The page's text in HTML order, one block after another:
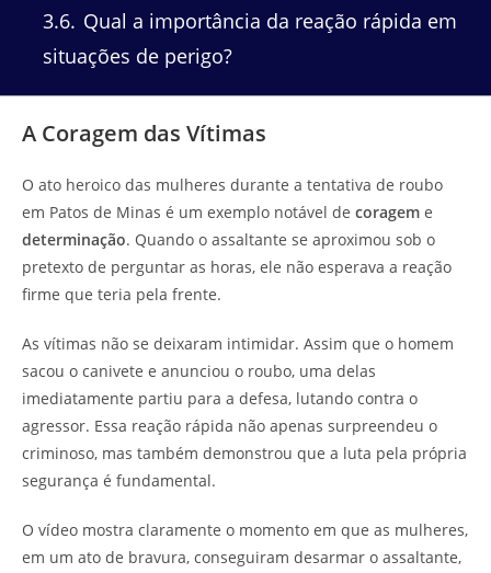
3.6 Qual a importância da reação rápida em
situações de perigo?
A Coragem das Vítimas
O ato heroico das mulheres durante a tentativa de roubo
em Patos de Minas é um exemplo notável de coragem e
determinação. Quando o assaltante se aproximou sob o
pretexto de perguntar as horas, ele não esperava a reação
firme que teria pela frente.
As vítimas não se deixaram intimidar. Assim que o homem
sacou o canivete e anunciou o roubo, uma delas
imediatamente partiu para a defesa, lutando contra o
agressor. Essa reação rápida não apenas surpreendeu o
criminoso, mas também demonstrou que a luta pela própria
segurança é fundamental.
O vídeo mostra claramente o momento em que as mulheres,
em um ato de bravura, conseguiram desarmar o assaltante,